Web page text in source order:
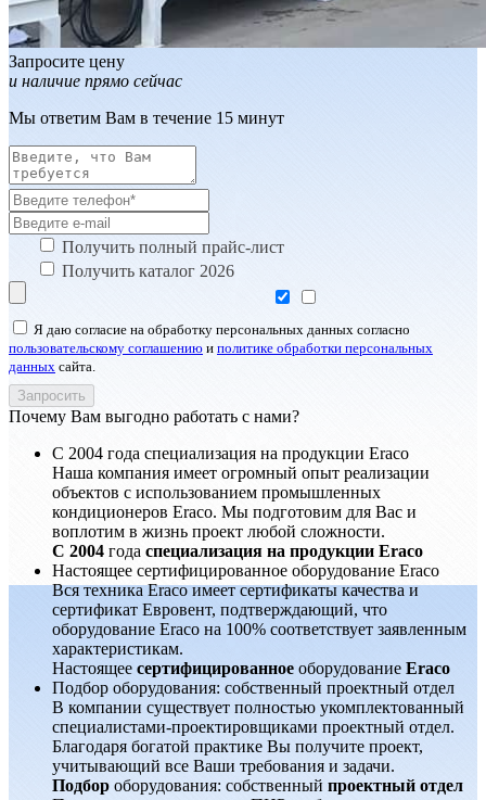
Запросите цену
и наличие прямо сейчас
Мы ответим Вам в течение 15 минут
Получить полный прайс-лист
Получить каталог 2026
Я даю согласие на обработку персональных данных согласно
пользовательскому соглашению и политике обработки персональных
данных сайта.
Почему Вам выгодно работать с нами?
С 2004 года специализация на продукции Eraco
Наша компания имеет огромный опыт реализации
объектов с использованием промышленных
кондиционеров Eraco. Мы подготовим для Вас и
воплотим в жизнь проект любой сложности.
С 2004 года специализация на продукции Eraco
Настоящее сертифицированное оборудование Eraco
Вся техника Eraco имеет сертификаты качества и
сертификат Евровент, подтверждающий, что
оборудование Eraco на 100% соответствует заявленным
характеристикам.
Настоящее сертифицированное оборудование Eraco
Подбор оборудования: собственный проектный отдел
В компании существует полностью укомплектованный
специалистами-проектировщиками проектный отдел.
Благодаря богатой практике Вы получите проект,
учитывающий все Ваши требования и задачи.
Подбор оборудования: собственный проектный отдел